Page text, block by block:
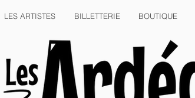
LES ARTISTES BILLETTERIE BOUTIQUE